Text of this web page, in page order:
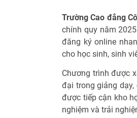
Trường Cao đẳng
chính quy năm
đăng ký online
cho học sinh, sinh
Chương trình được
đại trong giảng
được tiếp cận kho
nghiệm và trải